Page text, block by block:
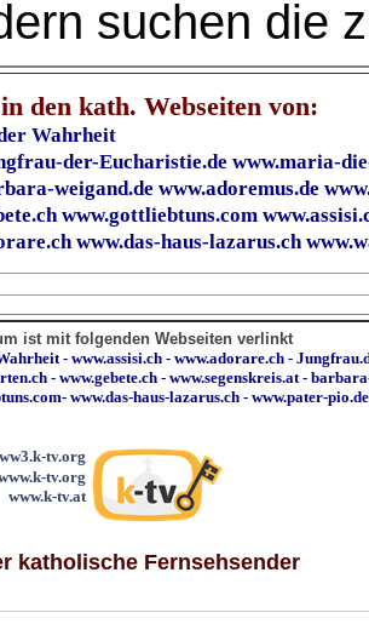
suchen die
den kath. Webseiten von:
Wahrheit
der-Eucharistie.de www.maria-
weigand.de www.adoremus.de
www.gottliebtuns.com
www.das-haus-lazarus.ch
ist mit folgenden Webseiten verlinkt
- www.assisi.ch - www.adorare.ch -
- www.gebete.ch - www.segenskreis.at-
- www.das-haus-lazarus.ch - www.pater-pio.de
tv.org
tv.org
www.k-tv.at
katholische Fernsehsender